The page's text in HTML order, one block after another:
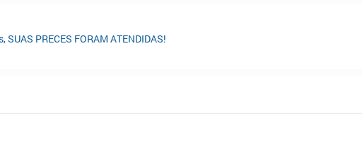
SUAS PRECES FORAM ATENDIDAS!